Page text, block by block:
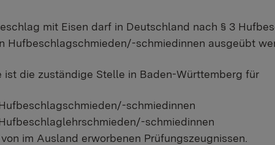
mit Eisen darf in Deutschland nach § 3
Hufbeschlagschmieden/-schmiedinnen ausgeübt
ist die zuständige Stelle in Baden-Württemberg für
schmiedinnen
schmiedinnen
im Ausland erworbenen Prüfungszeugnissen.